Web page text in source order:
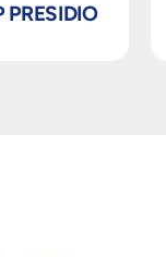
PRESIDIO